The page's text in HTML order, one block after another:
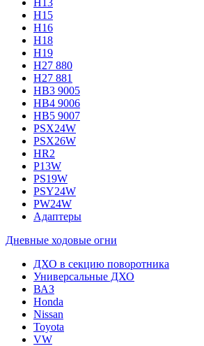
H13
H15
H16
H18
H19
H27 880
H27 881
HB3 9005
HB4 9006
HB5 9007
PSX24W
PSX26W
HR2
P13W
PS19W
PSY24W
PW24W
Адаптеры
Дневные ходовые огни
ДХО в секцию поворотника
Универсальные ДХО
ВАЗ
Honda
Nissan
Toyota
VW